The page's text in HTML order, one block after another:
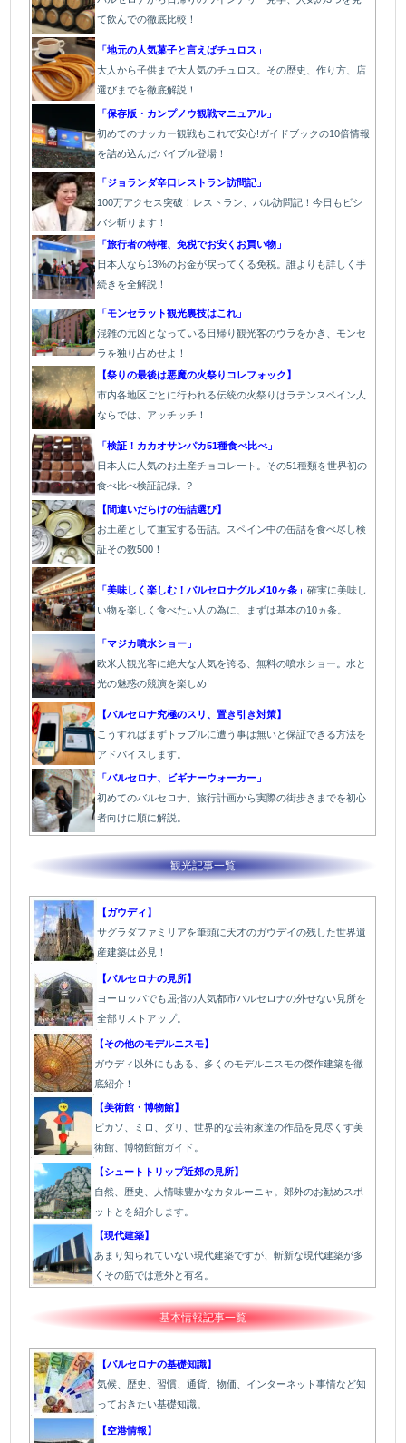
て飲んでの徹底比較！
「地元の人気菓子と言えばチュロス」
大人から子供まで大人気のチュロス。その歴史、作り方、店
選びまでを徹底解説！
「保存版・カンプノウ観戦マニュアル」
初めてのサッカー観戦もこれで安心!ガイドブックの10倍情報
を詰め込んだバイブル登場！
「ジョランダ辛口レストラン訪問記」
100万アクセス突破！レストラン、バル訪問記！今日もビシ
バシ斬ります！
「旅行者の特権、免税でお安くお買い物」
日本人なら13%のお金が戻ってくる免税。誰よりも詳しく手
続きを全解説！
「モンセラット観光裏技はこれ」
混雑の元凶となっている日帰り観光客のウラをかき、モンセ
ラを独り占めせよ！
【祭りの最後は悪魔の火祭りコレフォック】
市内各地区ごとに行われる伝統の火祭りはラテンスペイン人
ならでは、アッチッチ！
「検証！カカオサンパカ51種食べ比べ」
日本人に人気のお土産チョコレート。その51種類を世界初の
食べ比べ検証記録。?
【間違いだらけの缶詰選び】
お土産として重宝する缶詰。スペイン中の缶詰を食べ尽し検
証その数500！
「美味しく楽しむ！バルセロナグルメ10ヶ条」確実に美味し
い物を楽しく食べたい人の為に、まずは基本の10ヵ条。
「マジカ噴水ショー」
欧米人観光客に絶大な人気を誇る、無料の噴水ショー。水と
光の魅惑の競演を楽しめ!
【バルセロナ究極のスリ、置き引き対策】
こうすればまずトラブルに遭う事は無いと保証できる方法を
アドバイスします。
「バルセロナ、ビギナーウォーカー」
初めてのバルセロナ、旅行計画から実際の街歩きまでを初心
者向けに順に解説。
観光記事一覧
【ガウディ】
サグラダファミリアを筆頭に天才のガウデイの残した世界遺
産建築は必見！
【バルセロナの見所】
ヨーロッパでも屈指の人気都市バルセロナの外せない見所を
全部リストアップ。
【その他のモデルニスモ】
ガウディ以外にもある、多くのモデルニスモの傑作建築を徹
底紹介！
【美術館・博物館】
ピカソ、ミロ、ダリ、世界的な芸術家達の作品を見尽くす美
術館、博物館館ガイド。
【シュートトリップ近郊の見所】
自然、歴史、人情味豊かなカタルーニャ。郊外のお勧めスポ
ットとを紹介します。
【現代建築】
あまり知られていない現代建築ですが、斬新な現代建築が多
くその筋では意外と有名。
基本情報記事一覧
【バルセロナの基礎知識】
気候、歴史、習慣、通貨、物価、インターネット事情など知
っておきたい基礎知識。
【空港情報】